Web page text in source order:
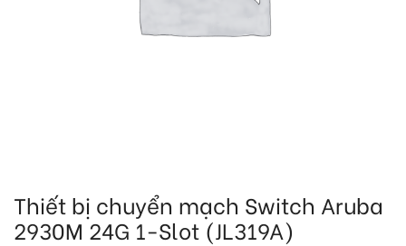
Thiết bị chuyển mạch Switch Aruba
2930M 24G 1-Slot (JL319A)